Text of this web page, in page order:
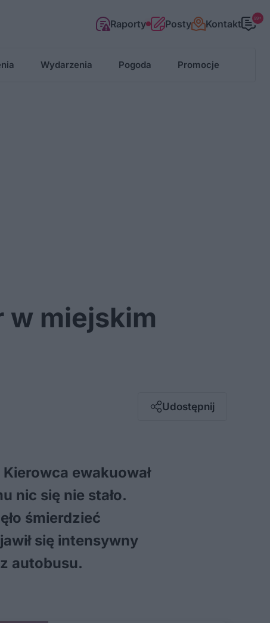
Raporty Posty Kontakt 99+
Wydarzenia Pogoda Promocje
w miejskim
Udostępnij
Messenger
ewakuował
nic się nie stało.
śmierdzieć
się intensywny
autobusu.